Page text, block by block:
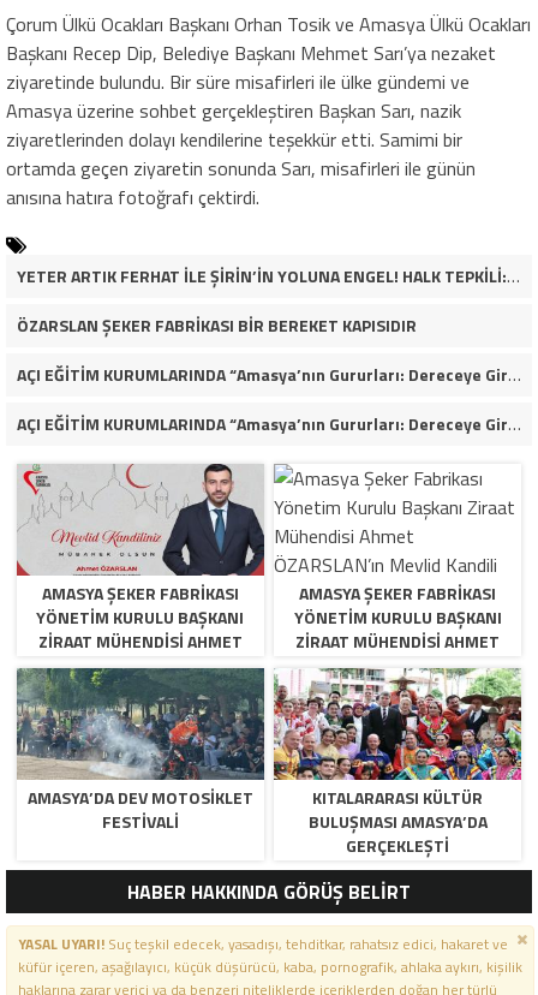
Çorum Ülkü Ocakları Başkanı Orhan Tosik ve Amasya Ülkü Ocakları
Başkanı Recep Dip, Belediye Başkanı Mehmet Sarı’ya nezaket
ziyaretinde bulundu. Bir süre misafirleri ile ülke gündemi ve
Amasya üzerine sohbet gerçekleştiren Başkan Sarı, nazik
ziyaretlerinden dolayı kendilerine teşekkür etti. Samimi bir
ortamda geçen ziyaretin sonunda Sarı, misafirleri ile günün
anısına hatıra fotoğrafı çektirdi.
YETER ARTIK FERHAT İLE ŞİRİN’İN YOLUNA ENGEL! HALK TEPKİLİ: “YOLU KAPATMAK ÇÖZÜM DEĞİL, GÖREVİNİ YAP!”
ÖZARSLAN ŞEKER FABRİKASI BİR BEREKET KAPISIDIR
AÇI EĞİTİM KURUMLARINDA “Amasya’nın Gururları: Dereceye Giren Öğrenciler İçin Anlamlı Tören”
AÇI EĞİTİM KURUMLARINDA “Amasya’nın Gururları: Dereceye Giren Öğrenciler İçin Anlamlı Tören”
AMASYA ŞEKER FABRIKASI
YÖNETIM KURULU BAŞKANI
ZIRAAT MÜHENDISI AHMET
ÖZARSLAN’IN MEVLID KANDILI
MESAJI
AMASYA ŞEKER FABRIKASI
YÖNETIM KURULU BAŞKANI
ZIRAAT MÜHENDISI AHMET
ÖZARSLAN’IN MEVLID KANDILI
MESAJI
AMASYA’DA DEV MOTOSIKLET
FESTIVALI
KITALARARASI KÜLTÜR
BULUŞMASI AMASYA’DA
GERÇEKLEŞTI
HABER HAKKINDA GÖRÜŞ BELİRT
YASAL UYARI!Suç teşkil edecek, yasadışı, tehditkar, rahatsız edici, hakaret ve
küfür içeren, aşağılayıcı, küçük düşürücü, kaba, pornografik, ahlaka aykırı, kişilik
haklarına zarar verici ya da benzeri niteliklerde içeriklerden doğan her türlü